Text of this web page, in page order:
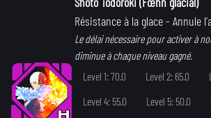
Résistance à la glace- Annule
Le délai nécessaire pour activer à
diminue à chaque niveau gagné.
Level 1: 70.0
Level 2: 65.0
Level 4: 55.0
Level 5: 50.0